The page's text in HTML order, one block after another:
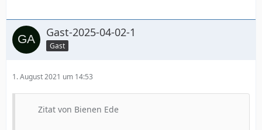
Gast-2025-04-02-1
Gast
1. August 2021 um 14:53
Zitat von Bienen Ede